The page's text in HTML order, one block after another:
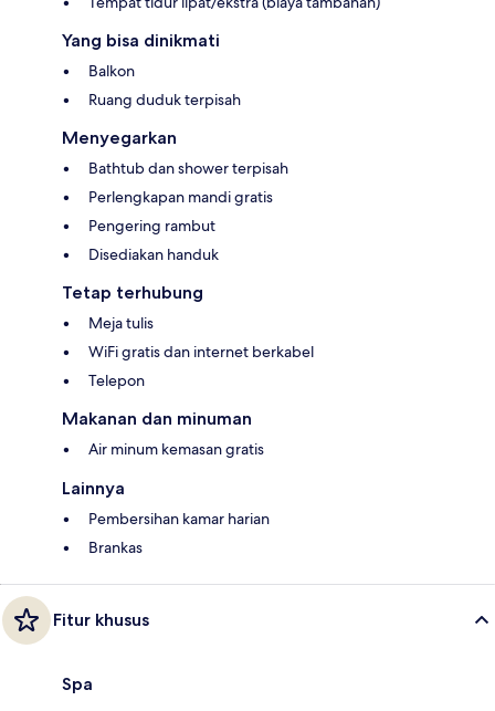
Yang bisa dinikmati
Balkon
Ruang duduk terpisah
Menyegarkan
Bathtub dan shower terpisah
Perlengkapan mandi gratis
Pengering rambut
Disediakan handuk
Tetap terhubung
Meja tulis
WiFi gratis dan internet berkabel
Telepon
Makanan dan minuman
Air minum kemasan gratis
Lainnya
Pembersihan kamar harian
Brankas
Fitur khusus
Spa